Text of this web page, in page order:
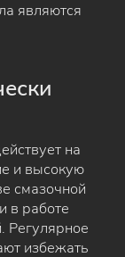
являются
на
и высокую
смазочной
в работе
избежать